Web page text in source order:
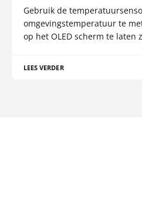
Gebruik de
omgevingstemperatuur te
op het OLED scherm te laten
LEES VERDER